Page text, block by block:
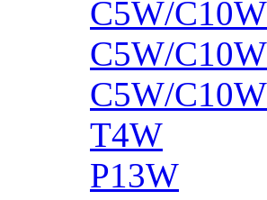
C5W/
C5W/
C5W/
T4W
P13W